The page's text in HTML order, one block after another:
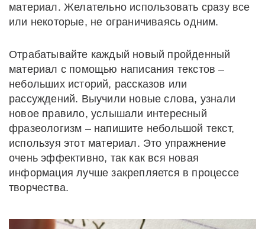
материал. Желательно использовать сразу все
или некоторые, не ограничиваясь одним.
Отрабатывайте каждый новый пройденный
материал с помощью написания текстов –
небольших историй, рассказов или
рассуждений. Выучили новые слова, узнали
новое правило, услышали интересный
фразеологизм – напишите небольшой текст,
используя этот материал. Это упражнение
очень эффективно, так как вся новая
информация лучше закрепляется в процессе
творчества.